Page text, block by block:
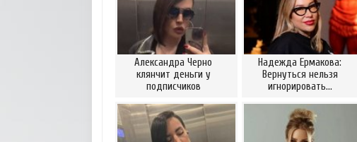
Александра Черно
клянчит деньги у
подписчиков
Надежда Ермакова:
Вернуться нельзя
игнорировать…